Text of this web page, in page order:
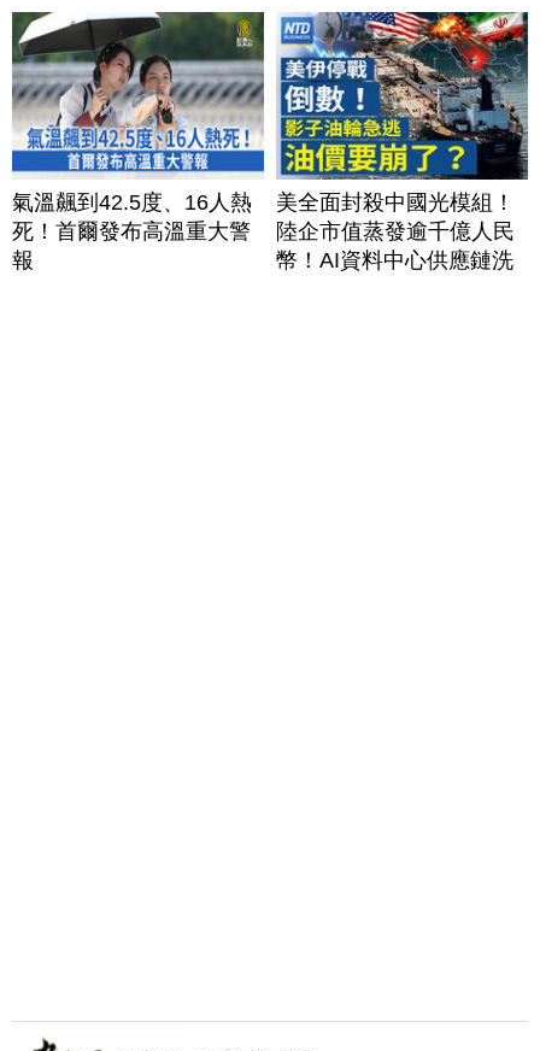
氣溫飆到42.5度、16人熱
死！首爾發布高溫重大警
報
美全面封殺中國光模組！
陸企市值蒸發逾千億人民
幣！AI資料中心供應鏈洗